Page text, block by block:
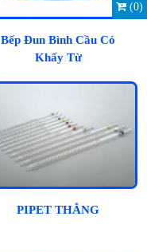
(0)
Bếp Đun Bình Cầu Có
Khấy Từ
PIPET THẲNG